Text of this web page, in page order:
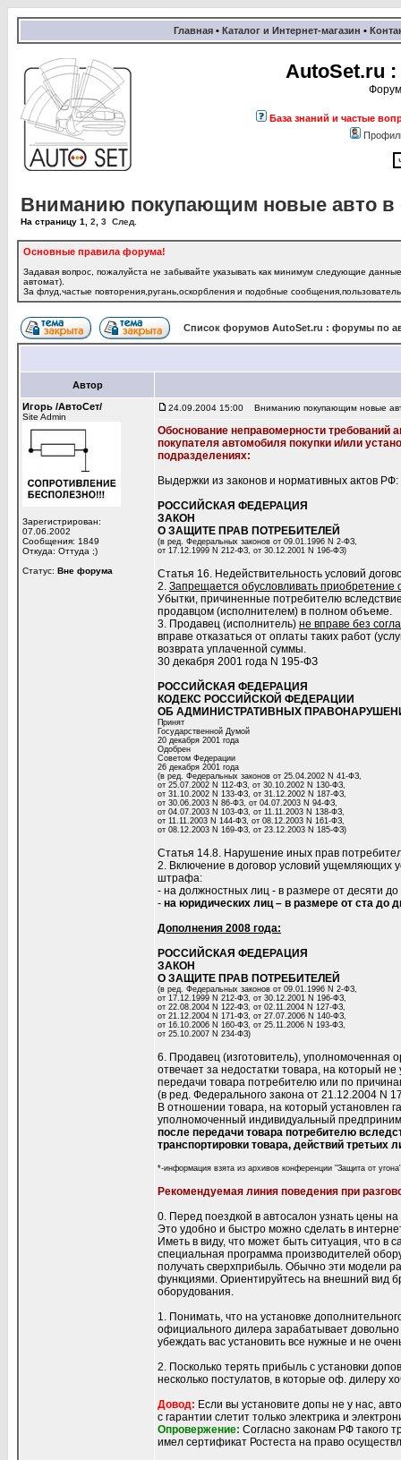
Главная • Каталог и Интернет-магазин •
AutoSet.ru
База знаний и частые
Вниманию покупающим новые авто в
На страницу 1 2 3 След.
Основные правила форума!
Задавая вопрос, пожалуйста не забывайте указывать как минимум следующие
автомат).
За флуд,частые повторения,ругань,оскорбления и подобные
Список форумов AutoSet.ru : форумы по
Автор
Игорь /АвтоСет/
Site Admin
Зарегистрирован:
07.06.2002
Сообщения: 1849
Откуда: Оттуда ;)
Статус: Вне форума
24.09.2004 15:00 Вниманию покупающим новые
Обоснование неправомерности требований
покупателя автомобиля покупки и/или
подразделениях:
Выдержки из законов и нормативных актов РФ:
РОССИЙСКАЯ ФЕДЕРАЦИЯ
ЗАКОН
О ЗАЩИТЕ ПРАВ ПОТРЕБИТЕЛЕЙ
(в ред. Федеральных законов от 09.01.1996 N 2-ФЗ,
от 17.12.1999 N 212-ФЗ, от 30.12.2001 N 196-ФЗ)
Статья 16. Недействительность условий
2. Запрещается обусловливать приобретение
Убытки, причиненные потребителю
продавцом (исполнителем) в полном объеме.
3. Продавец (исполнитель) не вправе без
вправе отказаться от оплаты таких работ
возврата уплаченной суммы.
30 декабря 2001 года N 195-ФЗ
РОССИЙСКАЯ ФЕДЕРАЦИЯ
КОДЕКС РОССИЙСКОЙ ФЕДЕРАЦИИ
ОБ АДМИНИСТРАТИВНЫХ
Принят
Государственной Думой
20 декабря 2001 года
Одобрен
Советом Федерации
26 декабря 2001 года
(в ред. Федеральных законов от 25.04.2002 N 41-ФЗ,
от 25.07.2002 N 112-ФЗ, от 30.10.2002 N 130-ФЗ,
от 31.10.2002 N 133-ФЗ, от 31.12.2002 N 187-ФЗ,
от 30.06.2003 N 86-ФЗ, от 04.07.2003 N 94-ФЗ,
от 04.07.2003 N 103-ФЗ, от 11.11.2003 N 138-ФЗ,
от 11.11.2003 N 144-ФЗ, от 08.12.2003 N 161-ФЗ,
от 08.12.2003 N 169-ФЗ, от 23.12.2003 N 185-ФЗ)
Статья 14.8. Нарушение иных прав
2. Включение в договор условий ущемляющих
штрафа:
- на должностных лиц - в размере от десяти
- на юридических лиц – в размере от ста до
Дополнения 2008 года:
РОССИЙСКАЯ ФЕДЕРАЦИЯ
ЗАКОН
О ЗАЩИТЕ ПРАВ ПОТРЕБИТЕЛЕЙ
(в ред. Федеральных законов от 09.01.1996 N 2-ФЗ,
от 17.12.1999 N 212-ФЗ, от 30.12.2001 N 196-ФЗ,
от 22.08.2004 N 122-ФЗ, от 02.11.2004 N 127-ФЗ,
от 21.12.2004 N 171-ФЗ, от 27.07.2006 N 140-ФЗ,
от 16.10.2006 N 160-ФЗ, от 25.11.2006 N 193-ФЗ,
от 25.10.2007 N 234-ФЗ)
6. Продавец (изготовитель),
отвечает за недостатки товара, на который
передачи товара потребителю или по
(в ред. Федерального закона от 21.12.2004 N
В отношении товара, на который установлен
уполномоченный индивидуальный
после передачи товара потребителю
транспортировки товара, действий третьих
*-информация взята из архивов конференции "Защита от
Рекомендуемая линия поведения при
0. Перед поездкой в автосалон узнать цены
Это удобно и быстро можно сделать в
Иметь в виду, что может быть ситуация, что в
специальная программа производителей
получать сверхприбыль. Обычно эти модели
функциями. Ориентируйтесь на внешний вид
оборудования.
1. Понимать, что на установке
официального дилера зарабатывает
убеждать вас установить все нужные и не
2. Посколько терять прибыль с установки
несколько постулатов, в которые оф. дилеру
Довод: Если вы установите допы не у нас,
с гарантии слетит только электрика и
Опровержение: Согласно законам РФ такого
имел сертификат Ростеста на право